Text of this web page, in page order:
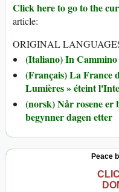
Click here to go to the
article:
ORIGINAL
(Italiano) In
(Français) La France
Lumières » éteint
(norsk) Når rosene er
begynner dagen etter
Peace